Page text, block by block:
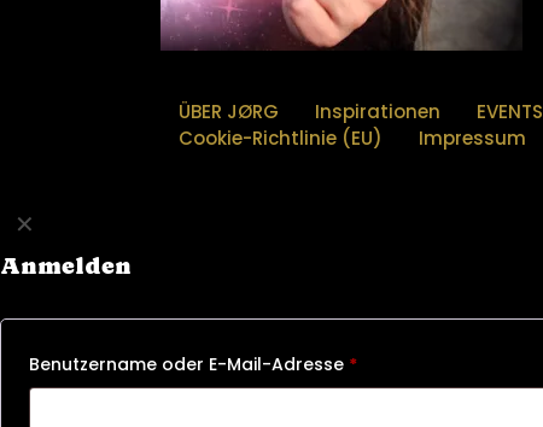
ÜBER JØRG Inspirationen EVENTS
Cookie-Richtlinie (EU)
Impressum
✕
Anmelden
Benutzername oder E-Mail-Adresse *